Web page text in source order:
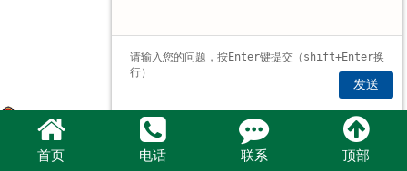
首页 电话 联系 顶部
发送
豫公网安备 41077102000193号